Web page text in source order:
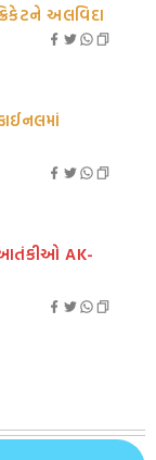
અલવિદા
આતંકીઓ AK-